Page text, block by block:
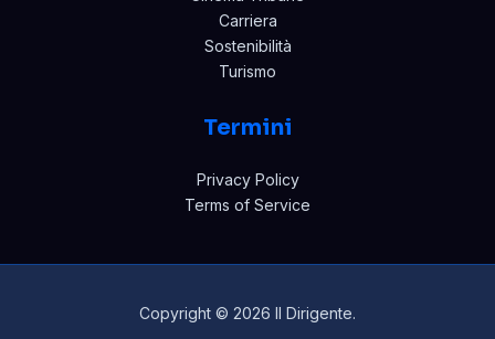
Carriera
Sostenibilità
Turismo
Termini
Privacy Policy
Terms of Service
Copyright © 2026 Il Dirigente.